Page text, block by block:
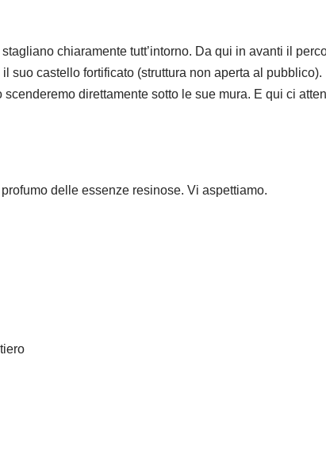
chiaramente tutt’intorno. Da qui in avanti il
suo castello fortificato (struttura non aperta al pubblico).
direttamente sotto le sue mura. E qui ci
delle essenze resinose. Vi aspettiamo.